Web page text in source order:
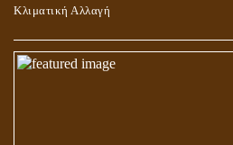
Κλιματική Αλλαγή